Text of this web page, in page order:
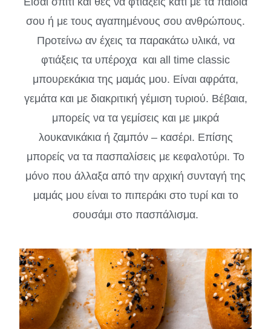
σου ή με τους αγαπημένους σου ανθρώπους.
Προτείνω αν έχεις τα παρακάτω υλικά, να
φτιάξεις τα υπέροχα και all time classic
μπουρεκάκια της μαμάς μου. Είναι αφράτα,
γεμάτα και με διακριτική γέμιση τυριού. Βέβαια,
μπορείς να τα γεμίσεις και με μικρά
λουκανικάκια ή ζαμπόν – κασέρι. Επίσης
μπορείς να τα πασπαλίσεις με κεφαλοτύρι. Το
μόνο που άλλαξα από την αρχική συνταγή της
μαμάς μου είναι το πιπεράκι στο τυρί και το
σουσάμι στο πασπάλισμα.